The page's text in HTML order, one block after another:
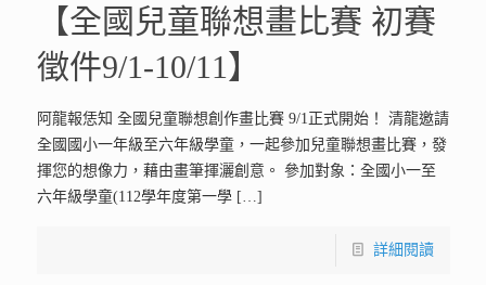
【全國兒童聯想畫比賽 初賽
徵件9/1-10/11】
阿龍報恁知 全國兒童聯想創作畫比賽 9/1正式開始！ 清龍邀請
全國國小一年級至六年級學童，一起參加兒童聯想畫比賽，發
揮您的想像力，藉由畫筆揮灑創意。 參加對象：全國小一至
六年級學童(112學年度第一學[…]
詳細閱讀